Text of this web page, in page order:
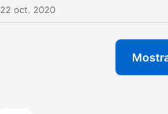
22 oct. 2020